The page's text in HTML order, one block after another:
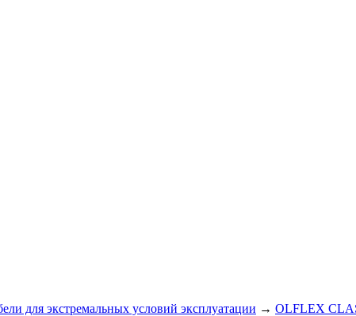
для экстремальных условий эксплуатации → OLFLEX